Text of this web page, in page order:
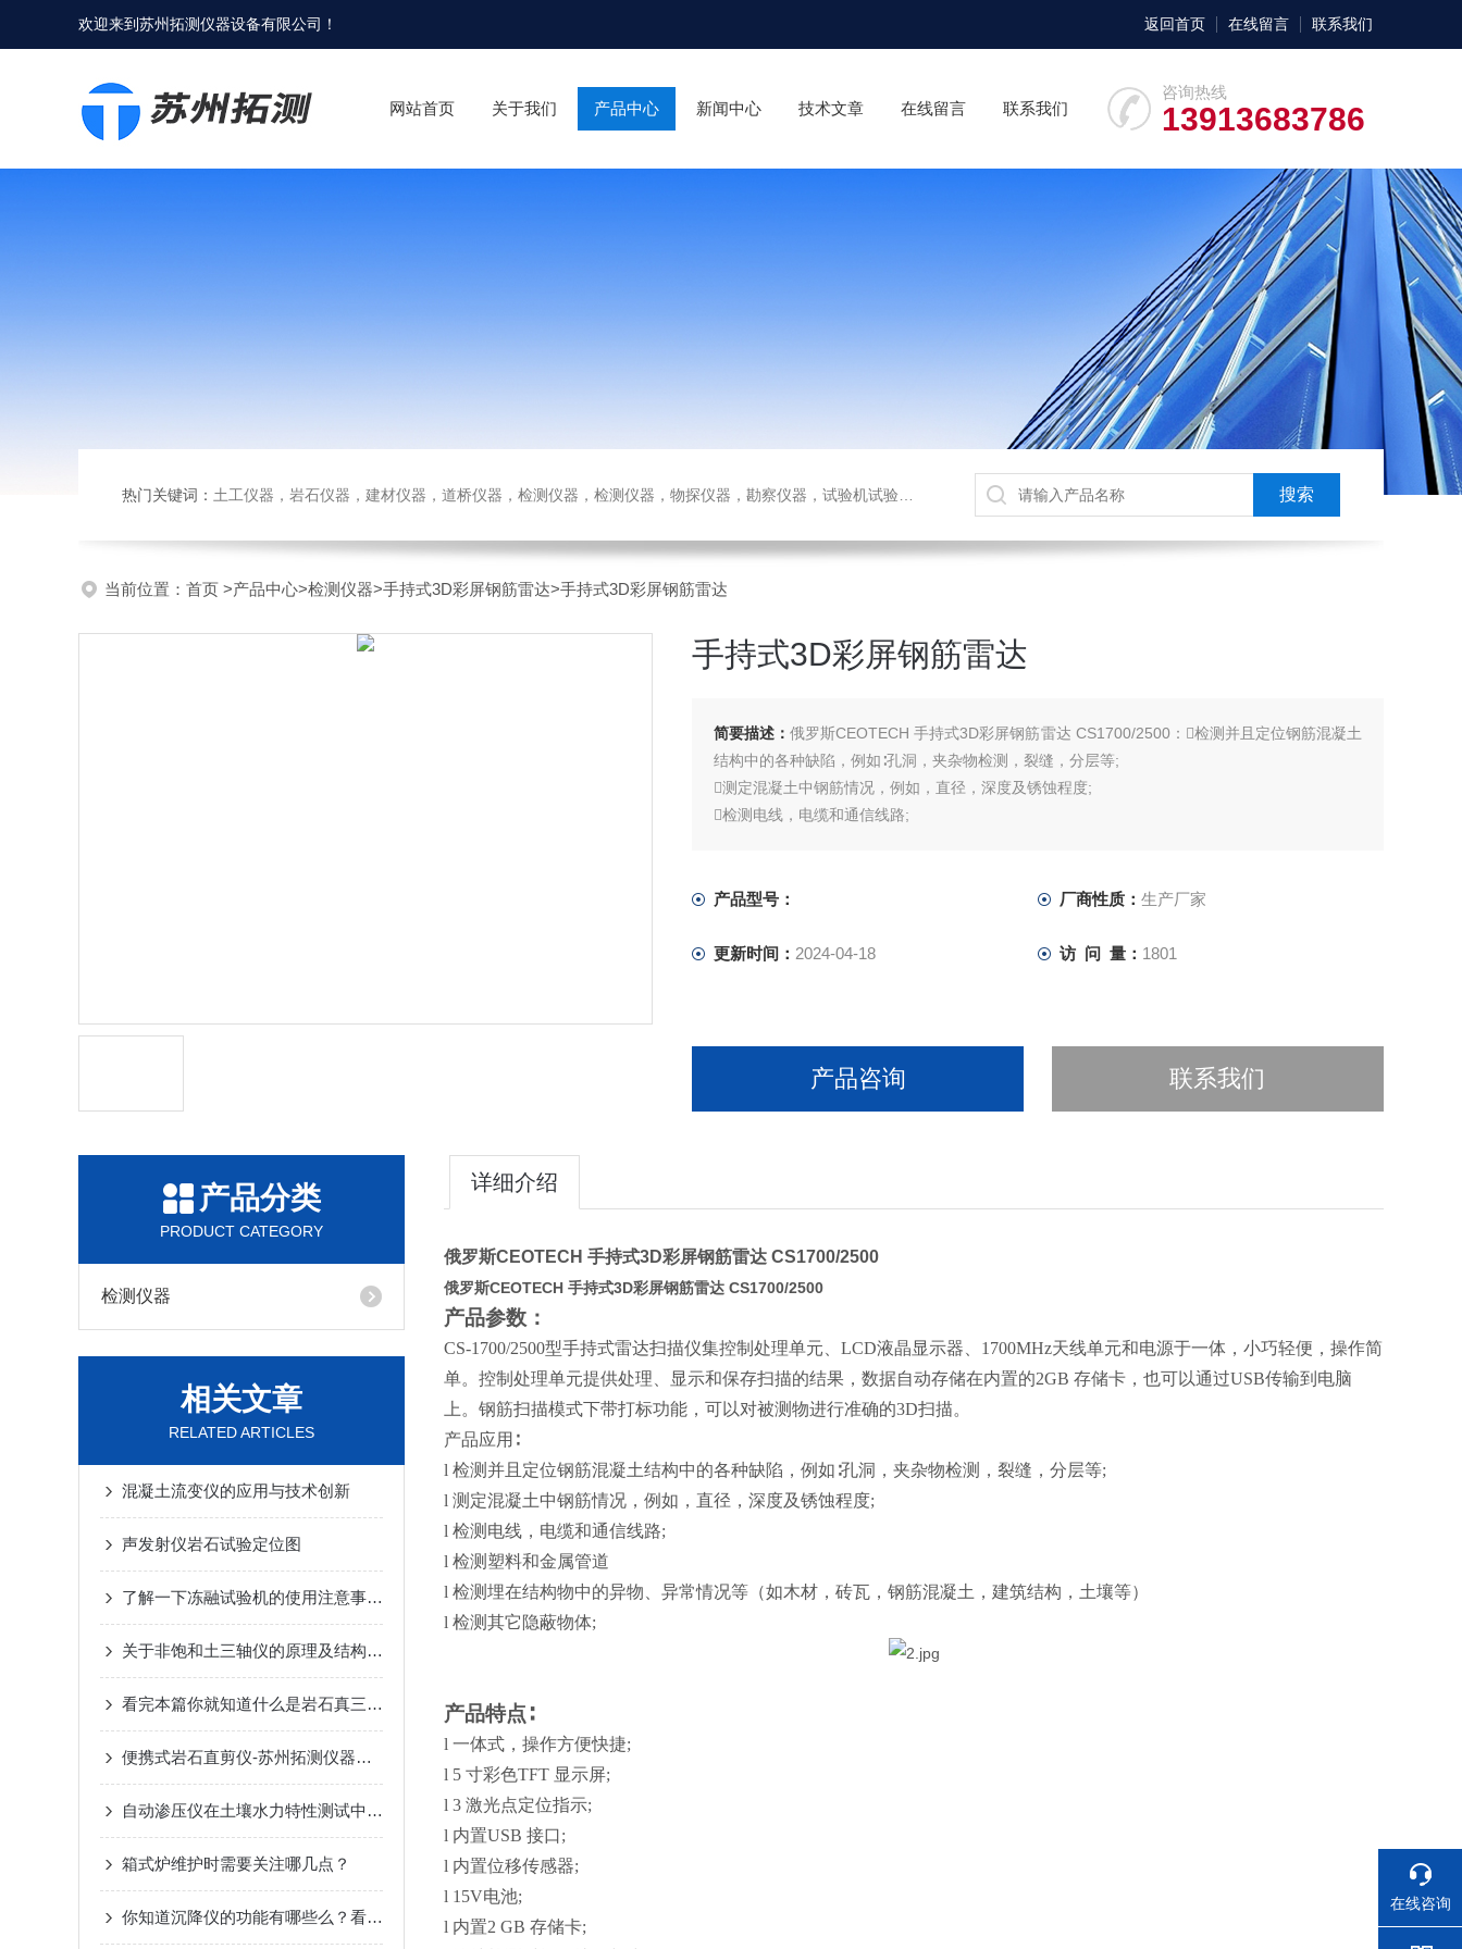
欢迎来到苏州拓测仪器设备有限公司 ！ 返回首页 在线留言 联系我们
咨询热线
13913683786
网站首页 关于我们 产品中心 新闻中心 技术文章 在线留言 联系我们
热门关键词： 土工仪器，岩石仪器，建材仪器，道桥仪器，检测仪器，检测仪器，物探仪器，勘察仪器，试验机试验箱，整体方案
当前位置： 首页 >产品中心>检测仪器>手持式3D彩屏钢筋雷达>手持式3D彩屏钢筋雷达
手持式3D彩屏钢筋雷达
简要描述：俄罗斯CEOTECH 手持式3D彩屏钢筋雷达 CS1700/2500：检测并且定位钢筋混凝土
结构中的各种缺陷，例如∶孔洞，夹杂物检测，裂缝，分层等;
测定混凝土中钢筋情况，例如，直径，深度及锈蚀程度;
检测电线，电缆和通信线路;
检测其它隐蔽物体;
产品型号： 厂商性质： 生产厂家
更新时间： 2024-04-18 访 问 量： 1801
产品咨询 联系我们
产品分类
PRODUCT CATEGORY
检测仪器
相关文章
RELATED ARTICLES
混凝土流变仪的应用与技术创新
声发射仪岩石试验定位图
了解一下冻融试验机的使用注意事项吧
关于非饱和土三轴仪的原理及结构分析
看完本篇你就知道什么是岩石真三轴仪了
便携式岩石直剪仪-苏州拓测仪器设备有限公司
自动渗压仪在土壤水力特性测试中的应用与分析
箱式炉维护时需要关注哪几点？
你知道沉降仪的功能有哪些么？看看本篇
详细介绍
俄罗斯CEOTECH 手持式3D彩屏钢筋雷达 CS1700/2500
俄罗斯CEOTECH 手持式3D彩屏钢筋雷达 CS1700/2500
产品参数 ：
CS-1700/2500型手持式雷达扫描仪集控制处理单元、LCD液晶显示器、1700MHz天线单元和电源于一体，小巧轻便，操作简
单。控制处理单元提供处理、显示和保存扫描的结果，数据自动存储在内置的2GB 存储卡，也可以通过USB传输到电脑
上。钢筋扫描模式下带打标功能，可以对被测物进行准确的3D扫描。
产品应用∶
l 检测并且定位钢筋混凝土结构中的各种缺陷，例如∶孔洞，夹杂物检测，裂缝，分层等;
l 测定混凝土中钢筋情况，例如，直径，深度及锈蚀程度;
l 检测电线，电缆和通信线路;
l 检测塑料和金属管道
l 检测埋在结构物中的异物、异常情况等（如木材，砖瓦，钢筋混凝土，建筑结构，土壤等）
l 检测其它隐蔽物体;
产品特点∶
l 一体式，操作方便快捷;
l 5 寸彩色TFT 显示屏;
l 3 激光点定位指示;
l 内置USB 接口;
l 内置位移传感器;
l 15V电池;
l 内置2 GB 存储卡;
在线咨询